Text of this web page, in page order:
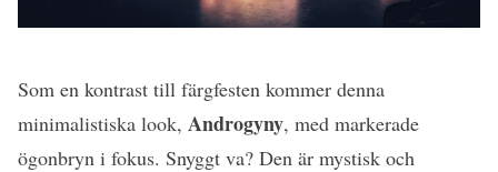
Som en kontrast till färgfesten kommer denna
minimalistiska look, Androgyny, med markerade
ögonbryn i fokus. Snyggt va? Den är mystisk och